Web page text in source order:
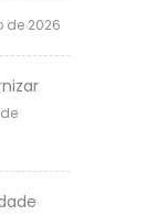
de 2026